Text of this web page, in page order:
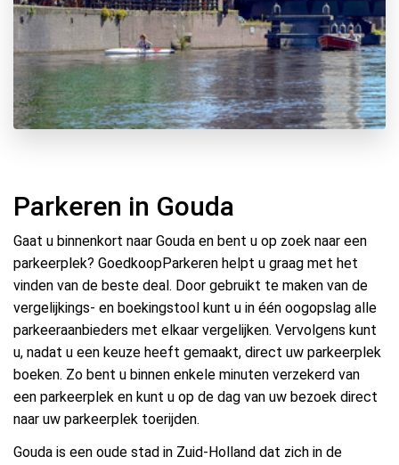
Parkeren in Gouda
Gaat u binnenkort naar Gouda en bent u op zoek naar een
parkeerplek? GoedkoopParkeren helpt u graag met het
vinden van de beste deal. Door gebruikt te maken van de
vergelijkings- en boekingstool kunt u in één oogopslag alle
parkeeraanbieders met elkaar vergelijken. Vervolgens kunt
u, nadat u een keuze heeft gemaakt, direct uw parkeerplek
boeken. Zo bent u binnen enkele minuten verzekerd van
een parkeerplek en kunt u op de dag van uw bezoek direct
naar uw parkeerplek toerijden.
Gouda is een oude stad in Zuid-Holland dat zich in de